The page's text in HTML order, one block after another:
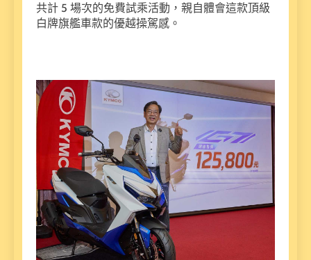
共計 5 場次的免費試乘活動，親自體會這款頂級
白牌旗艦車款的優越操駕感。